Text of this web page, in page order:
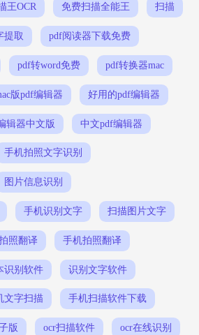
王OCR 免费扫描全能王 扫描
提取 pdf阅读器下载免费
pdf转word免费 pdf转换器mac
版pdf编辑器 好用的pdf编辑器
辑器中文版 中文pdf编辑器
手机拍照文字识别
图片信息识别
手机识别文字 扫描图片文字
照翻译 手机拍照翻译
识别软件 识别文字软件
文字扫描 手机扫描软件下载
版 ocr扫描软件 ocr在线识别